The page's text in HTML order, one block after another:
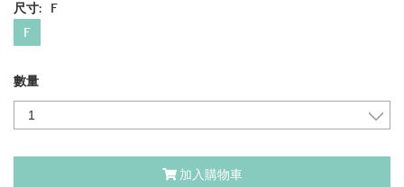
尺寸: F
F
數量
加入購物車